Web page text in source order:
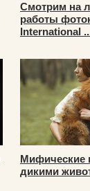
Смотрим на
работы
International
Мифические
дикими